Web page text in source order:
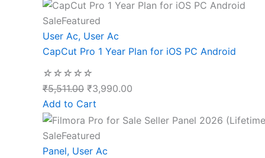
SaleFeatured
User Ac, User Ac
CapCut Pro 1 Year Plan for iOS PC Android
☆☆☆☆☆
₹5,511.00 ₹3,990.00
Add to Cart
SaleFeatured
Panel, User Ac